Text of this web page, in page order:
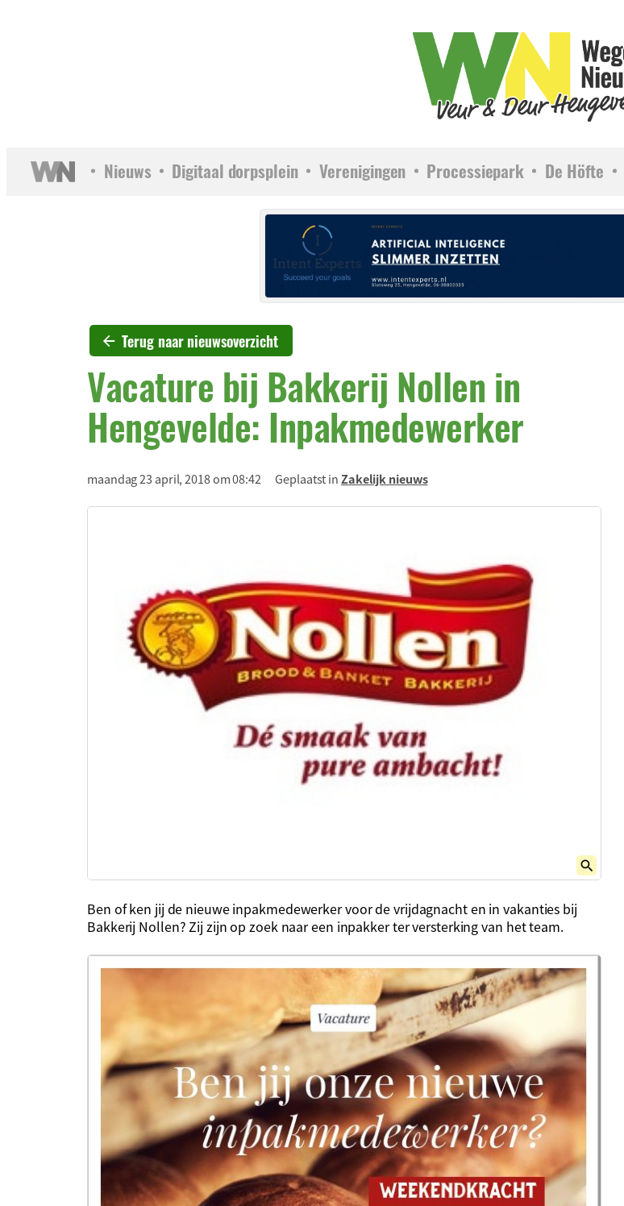
Nieuws Digitaal dorpsplein Verenigingen Processiepark De Höfte
Terug naar nieuwsoverzicht
Vacature bij Bakkerij Nollen in
Hengevelde: Inpakmedewerker
maandag 23 april, 2018 om 08:42 Geplaatst inZakelijk nieuws
Ben of ken jij de nieuwe inpakmedewerker voor de vrijdagnacht en in vakanties bij
Bakkerij Nollen? Zij zijn op zoek naar een inpakker ter versterking van het team.